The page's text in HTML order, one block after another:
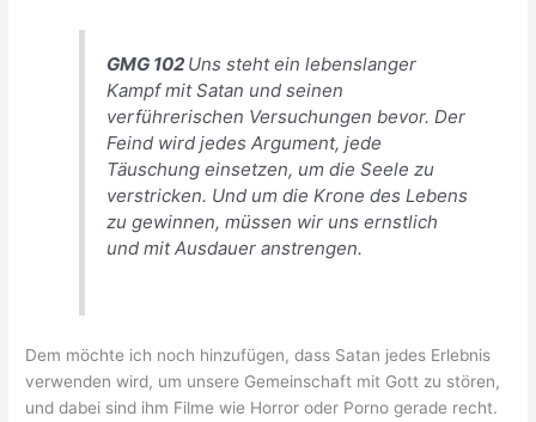
GMG 102 Uns steht ein lebenslanger
Kampf mit Satan und seinen
verführerischen Versuchungen bevor. Der
Feind wird jedes Argument, jede
Täuschung einsetzen, um die Seele zu
verstricken. Und um die Krone des Lebens
zu gewinnen, müssen wir uns ernstlich
und mit Ausdauer anstrengen.
Dem möchte ich noch hinzufügen, dass Satan jedes Erlebnis
verwenden wird, um unsere Gemeinschaft mit Gott zu stören,
und dabei sind ihm Filme wie Horror oder Porno gerade recht.